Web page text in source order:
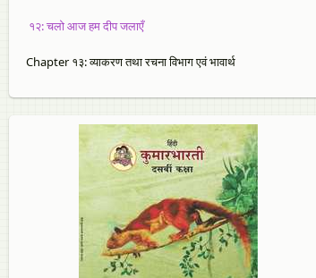
१२: चलो आज हम दीप जलाएँ
Chapter १३: व्याकरण तथा रचना विभाग एवं भावार्थ